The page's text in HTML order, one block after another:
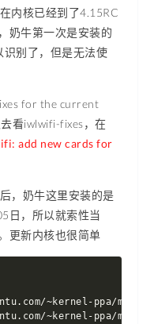
内核已经到了4.15RC
奶牛第一次是安装的
别了，但是无法使
for the current
看iwlwifi-fixes，在
add new cards for
，奶牛这里安装的是
日，所以就索性当
更新内核也很简单
~kernel-ppa/
~kernel-ppa/